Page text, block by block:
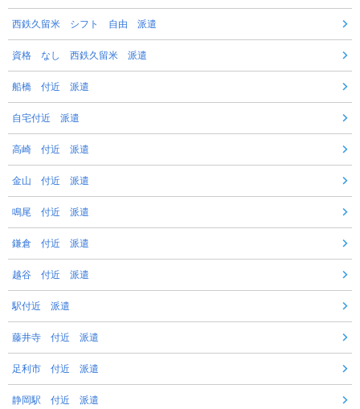
西鉄久留米 シフト 自由 派遣
資格 なし 西鉄久留米 派遣
船橋 付近 派遣
自宅付近 派遣
高崎 付近 派遣
金山 付近 派遣
鳴尾 付近 派遣
鎌倉 付近 派遣
越谷 付近 派遣
駅付近 派遣
藤井寺 付近 派遣
足利市 付近 派遣
静岡駅 付近 派遣